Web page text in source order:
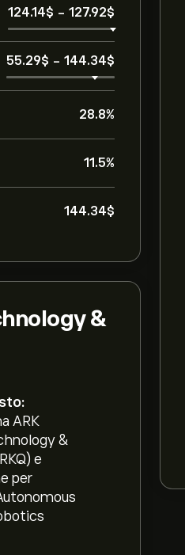
124.14‎$‎ - 127.92‎$‎
55.29‎$‎ - 144.34‎$‎
28.8%
11.5%
144.34‎$‎
&
ARK
&
e
per